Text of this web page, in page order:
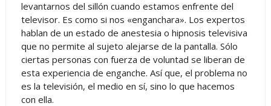
levantarnos del sillón cuando estamos enfrente del
televisor. Es como si nos «enganchara». Los expertos
hablan de un estado de anestesia o hipnosis televisiva
que no permite al sujeto alejarse de la pantalla. Sólo
ciertas personas con fuerza de voluntad se liberan de
esta experiencia de enganche. Así que, el problema no
es la televisión, el medio en sí, sino lo que hacemos
con ella.